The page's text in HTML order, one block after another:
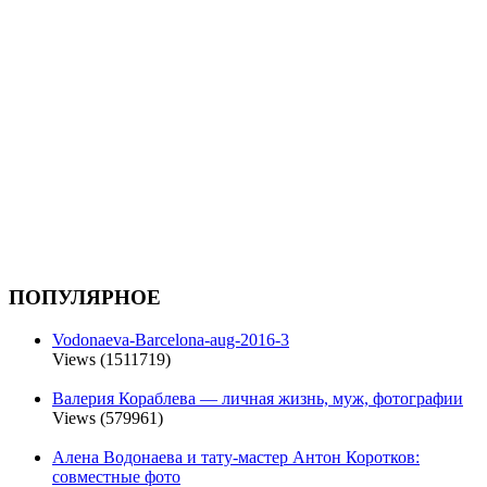
ПОПУЛЯРНОЕ
Vodonaeva-Barcelona-aug-2016-3
Views (1511719)
Валерия Кораблева — личная жизнь, муж, фотографии
Views (579961)
Алена Водонаева и тату-мастер Антон Коротков:
совместные фото